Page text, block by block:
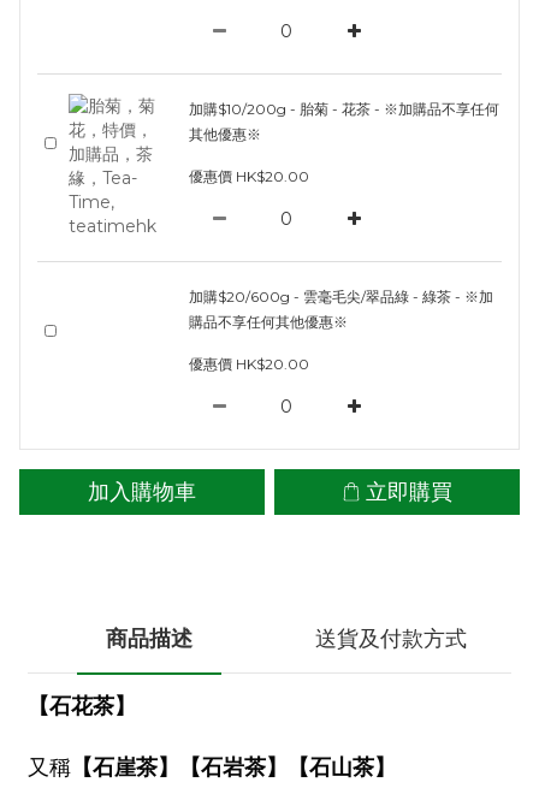
加購$10/200g - 胎菊 - 花茶 - ※加購品不享任何
其他優惠※
優惠價 HK$20.00
加購$20/600g - 雲毫毛尖/翠品綠 - 綠茶 - ※加
購品不享任何其他優惠※
優惠價 HK$20.00
加入購物車 立即購買
商品描述 送貨及付款方式
【石花茶】
又稱 【石崖茶】【石岩茶】【石山茶】